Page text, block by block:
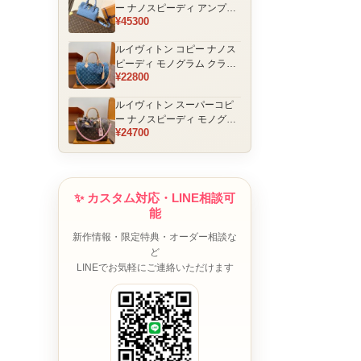
ー ナノスピーディ アンプラ
ントレザー ミニボストンバ
すめ
¥45300
ルイヴィトン コピー ナノス
ピーディ モノグラム クラシ
ックデザイン ミニボストン
¥22800
ルイヴィトン スーパーコピ
ー ナノスピーディ モノグラ
ム チャーム装飾 ミニボスト
¥24700
✨ カスタム対応・LINE相談可
能
新作情報・限定特典・オーダー相談な
ど
LINEでお気軽にご連絡いただけます